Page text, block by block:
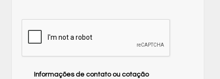
Informações de contato ou cotação